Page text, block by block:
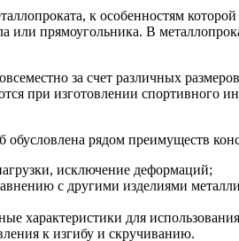
к особенностям
или прямоугольника. В
за счет различных
при изготовлении спортивного
обусловлена рядом преимуществ
исключение деформаций;
с другими изделиями
характеристики для
к изгибу и скручиванию.